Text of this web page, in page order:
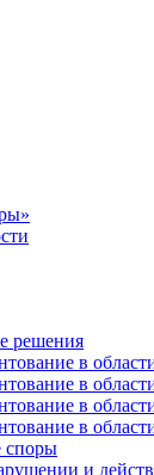
решения
в
в
в
в
споры
и